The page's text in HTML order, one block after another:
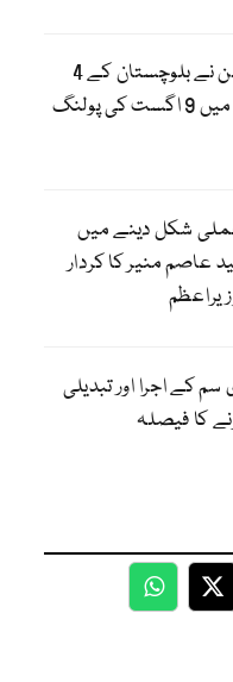
الیکشن کمیشن نے بلوچستان کے 4
بلدیاتی حلقوں میں 9 اگست کی پولنگ
شکل دینے میں
عاصم منیر کا کردار
کے اجرا اور تبدیلی
کا فیصلہ